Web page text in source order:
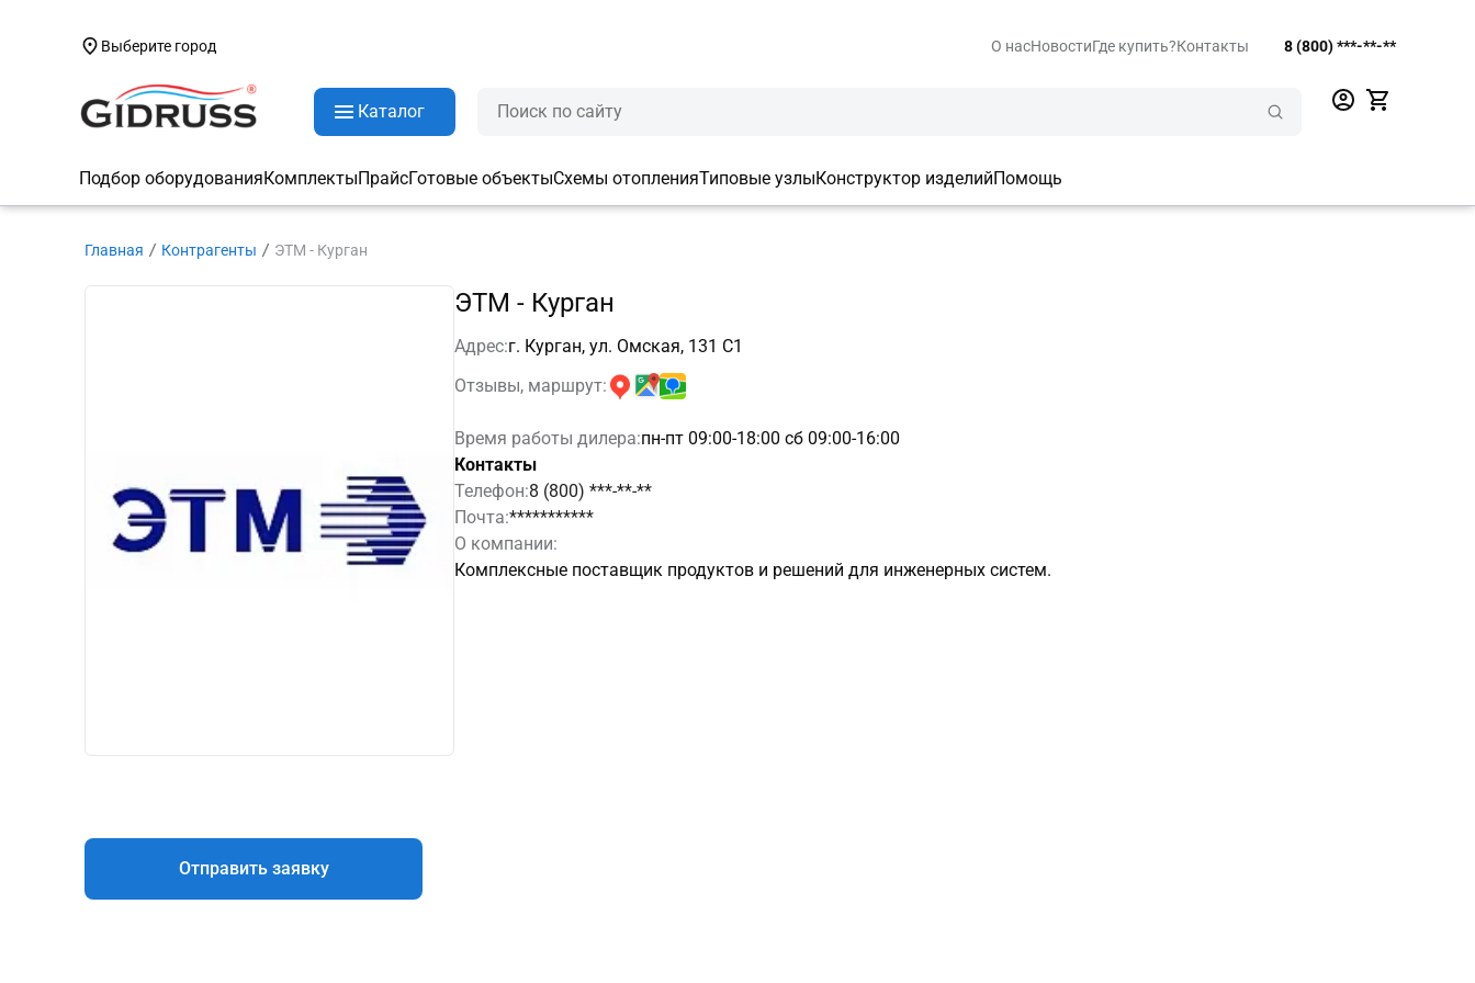
Выберите город О насНовостиГде купить?Контакты 8 (800) ***-**-**
Каталог
Подбор оборудованияКомплектыПрайсГотовые объектыСхемы отопленияТиповые узлыКонструктор изделийПомощь
Главная Контрагенты ЭТМ - Курган
ЭТМ - Курган
Адрес:г. Курган, ул. Омская, 131 С1
Отзывы, маршрут:
Время работы дилера:пн-пт 09:00-18:00 cб 09:00-16:00
Контакты
Телефон:8 (800) ***-**-**
Почта:***********
О компании:
Комплексные поставщик продуктов и решений для инженерных систем.
Отправить заявку